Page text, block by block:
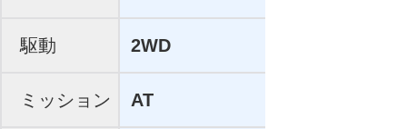
駆動 2WD
ミッション AT